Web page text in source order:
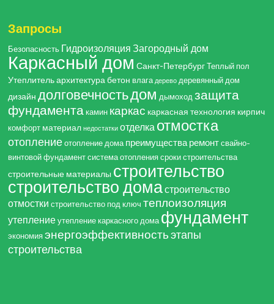
Запросы
Безопасность Гидроизоляция Загородный дом
Каркасный дом Санкт-Петербург Теплый пол
Утеплительархитектурабетон влага дерево деревянный дом
дизайн долговечностьдом дымоход защита
фундамента камин каркас каркасная технология кирпич
комфорт материал недостатки отделка отмостка
отопление отопление дома преимуществаремонт свайно-
винтовой фундамент система отопления сроки строительства
строительные материалы строительство
строительство домастроительство
отмостки строительство под ключ теплоизоляция
утепление утепление каркасного дома фундамент
экономия энергоэффективность этапы
строительства